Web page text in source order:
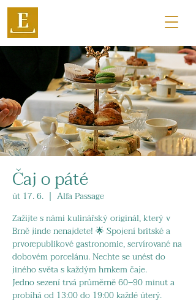
Čaj o páté
út 17. 6.
  |
Alfa Passage
Zažijte s námi kulinářský originál, který v
Brně jinde nenajdete! 🌟 Spojení britské a
prvorepublikové gastronomie, servírované na
dobovém porcelánu. Nechte se unést do
jiného světa s každým hrnkem čaje.
Jedno sezení trvá průměrně 60–90 minut a
probíhá od 13:00 do 19:00 každé úterý.